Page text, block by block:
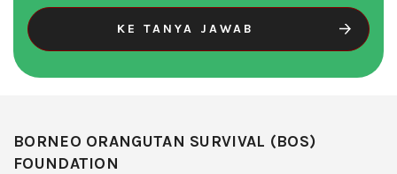
KE TANYA JAWAB
BORNEO ORANGUTAN SURVIVAL (BOS)
FOUNDATION